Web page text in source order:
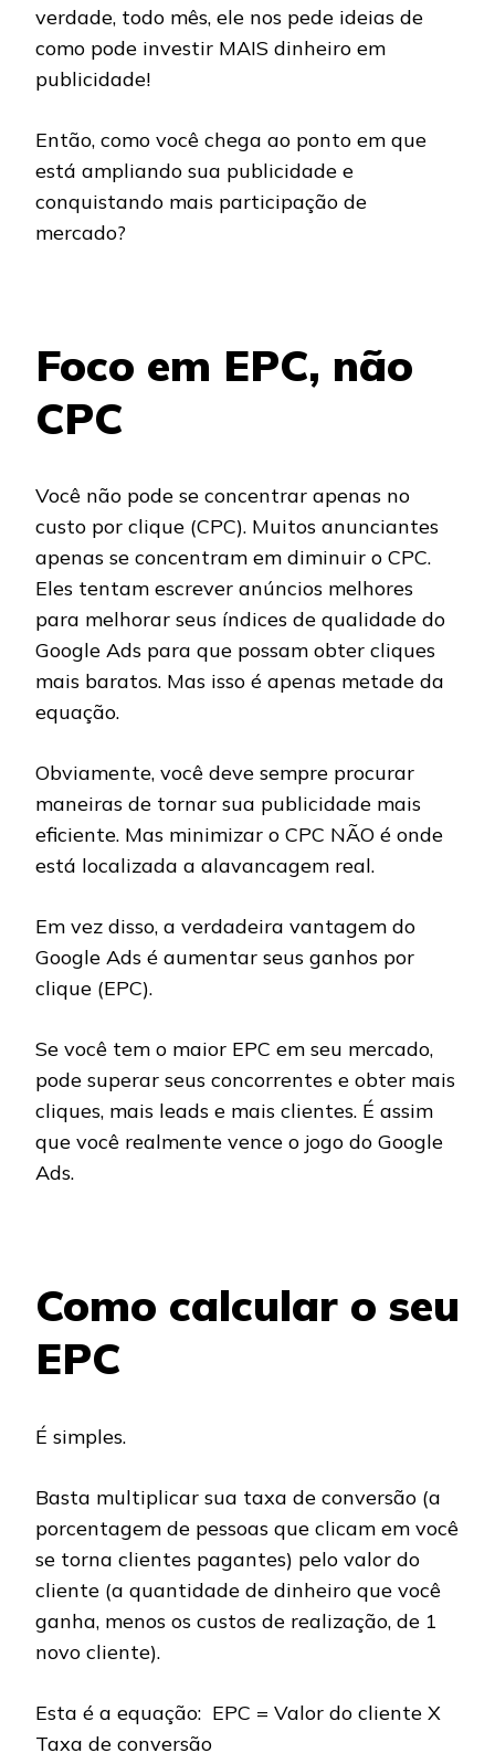
verdade, todo mês, ele nos pede ideias de
como pode investir MAIS dinheiro em
publicidade!
Então, como você chega ao ponto em que
está ampliando sua publicidade e
conquistando mais participação de
mercado?
Foco em EPC, não
CPC
Você não pode se concentrar apenas no
custo por clique (CPC). Muitos anunciantes
apenas se concentram em diminuir o CPC.
Eles tentam escrever anúncios melhores
para melhorar seus índices de qualidade do
Google Ads para que possam obter cliques
mais baratos. Mas isso é apenas metade da
equação.
Obviamente, você deve sempre procurar
maneiras de tornar sua publicidade mais
eficiente. Mas minimizar o CPC NÃO é onde
está localizada a alavancagem real.
Em vez disso, a verdadeira vantagem do
Google Ads é aumentar seus ganhos por
clique (EPC).
Se você tem o maior EPC em seu mercado,
pode superar seus concorrentes e obter mais
cliques, mais leads e mais clientes. É assim
que você realmente vence o jogo do Google
Ads.
Como calcular o seu
EPC
É simples.
Basta multiplicar sua taxa de conversão (a
porcentagem de pessoas que clicam em você
se torna clientes pagantes) pelo valor do
cliente (a quantidade de dinheiro que você
ganha, menos os custos de realização, de 1
novo cliente).
Esta é a equação: EPC = Valor do cliente X
Taxa de conversão